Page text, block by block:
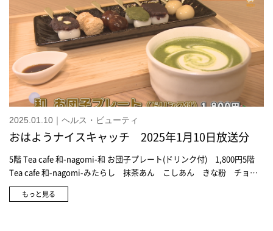
ルスキン ワイド カバーオール ジャケット 26,400円ブランドストーン
サイドゴアブーツ 31,900円ボッチャンフォレストトナー(化粧水)
2,420円ボッチャンフラワーモイスチャライザー(美容乳液) 2,750円ボ
ッチャンイーブンアップC セラム(美容液) 4,400円＜特集：トキめきグ
ルメ＞そのだフルーツせとか 1玉 900円
2025.01.10｜ヘルス・ビューティ
おはようナイスキャッチ 2025年1月10日放送分
5階 Tea cafe 和-nagomi-和 お団子プレート(ドリンク付) 1,800円5階
Tea cafe 和-nagomi-みたらし 抹茶あん こしあん きな粉 チョコ
レート あんバター5階 Tea cafe 和-nagomi-みたらし・きな粉 テイク
アウト 各550円SABONウェルカムキット オリーブ・ブリス 3,520円
もっと見る